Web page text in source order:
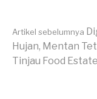
Artikel sebelumnya
Hujan, Mentan
Tinjau Food Estate